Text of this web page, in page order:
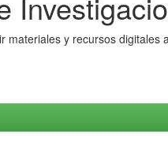
materiales y recursos